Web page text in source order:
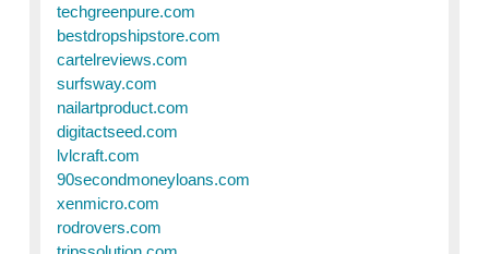
techgreenpure.com
bestdropshipstore.com
cartelreviews.com
surfsway.com
nailartproduct.com
digitactseed.com
lvlcraft.com
90secondmoneyloans.com
xenmicro.com
rodrovers.com